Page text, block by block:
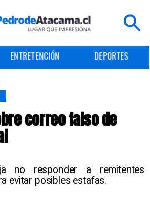
ENTRETENCIÓN DEPORTES
correo falso de
no responder a remitentes
evitar posibles estafas.